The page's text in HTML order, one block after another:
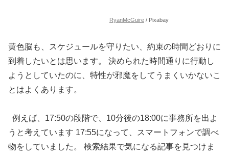
RyanMcGuire / Pixabay
黄色脳も、スケジュールを守りたい、約束の時間どおりに
到着したいとは思います。 決められた時間通りに行動し
ようとしていたのに、特性が邪魔をしてうまくいかないこ
とはよくあります。
例えば、17:50の段階で、10分後の18:00に事務所を出よ
うと考えています 17:55になって、スマートフォンで調べ
物をしていました。 検索結果で気になる記事を見つけま